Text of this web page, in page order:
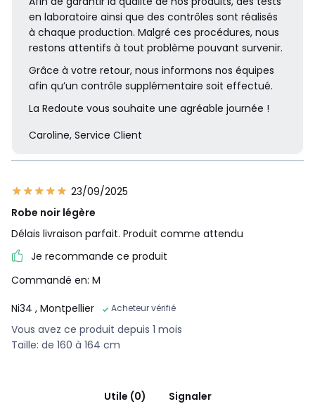
en laboratoire ainsi que des contrôles sont réalisés
à chaque production. Malgré ces procédures, nous
restons attentifs à tout problème pouvant survenir.
Grâce à votre retour, nous informons nos équipes
afin qu’un contrôle supplémentaire soit effectué.
La Redoute vous souhaite une agréable journée !
Caroline, Service Client
23/09/2025
Robe noir légère
Délais livraison parfait. Produit comme attendu
Je recommande ce produit
Commandé en: M
Ni34 , Montpellier Acheteur vérifié
Vous avez ce produit depuis 1 mois
Taille: de 160 à 164 cm
Utile (0)
Signaler